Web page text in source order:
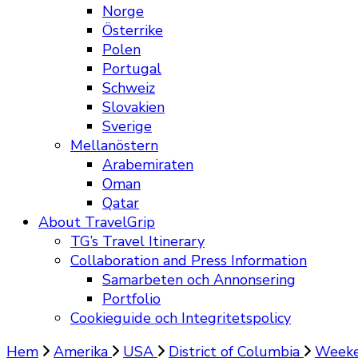
Norge
Österrike
Polen
Portugal
Schweiz
Slovakien
Sverige
Mellanöstern
Arabemiraten
Oman
Qatar
About TravelGrip
TG’s Travel Itinerary
Collaboration and Press Information
Samarbeten och Annonsering
Portfolio
Cookieguide och Integritetspolicy
Hem
Amerika USA District of Columbia